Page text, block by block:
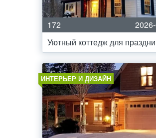
172
Уютный коттедж для
ИНТЕРЬЕР И ДИЗАЙН